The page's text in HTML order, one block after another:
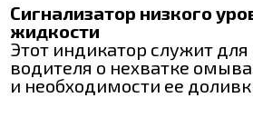
Сигнализатор низкого
жидкости
Этот индикатор служит
водителя о нехватке
и необходимости ее